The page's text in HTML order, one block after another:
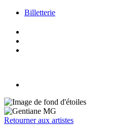
Billetterie
Skip
to
content
Retourner aux artistes